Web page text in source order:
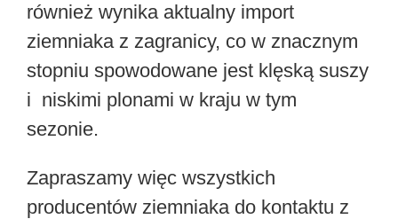
również wynika aktualny import
ziemniaka z zagranicy, co w znacznym
stopniu spowodowane jest klęską suszy
i niskimi plonami w kraju w tym
sezonie.
Zapraszamy więc wszystkich
producentów ziemniaka do kontaktu z